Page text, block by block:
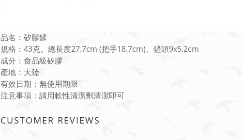
品名：矽膠鏟
規格：43克。總長度27.7cm (把手18.7cm)、鏟頭9x5.2cm
成分：食品級矽膠
產地：大陸
有效日期：無使用期限
注意事項：請用軟性清潔劑清潔即可
CUSTOMER REVIEWS